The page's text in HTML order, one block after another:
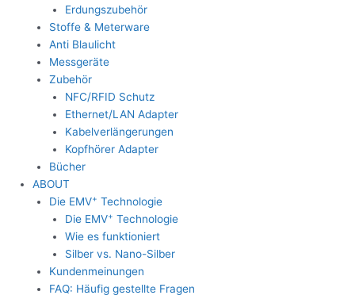
Erdungszubehör
Stoffe & Meterware
Anti Blaulicht
Messgeräte
Zubehör
NFC/RFID Schutz
Ethernet/LAN Adapter
Kabelverlängerungen
Kopfhörer Adapter
Bücher
ABOUT
Die EMV+ Technologie
Die EMV+ Technologie
Wie es funktioniert
Silber vs. Nano-Silber
Kundenmeinungen
FAQ: Häufig gestellte Fragen